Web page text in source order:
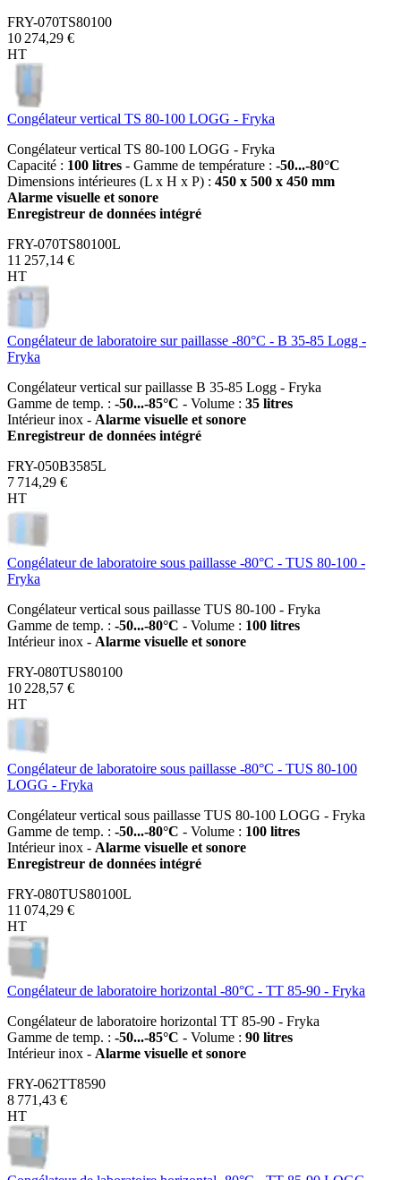
FRY-070TS80100
10 274,29 €
HT
Congélateur vertical TS 80-100 LOGG - Fryka
Congélateur vertical TS 80-100 LOGG - Fryka
Capacité : 100 litres - Gamme de température : -50...-80°C
Dimensions intérieures (L x H x P) : 450 x 500 x 450 mm
Alarme visuelle et sonore
Enregistreur de données intégré
FRY-070TS80100L
11 257,14 €
HT
Congélateur de laboratoire sur paillasse -80°C - B 35-85 Logg -
Fryka
Congélateur vertical sur paillasse B 35-85 Logg - Fryka
Gamme de temp. : -50...-85°C - Volume : 35 litres
Intérieur inox - Alarme visuelle et sonore
Enregistreur de données intégré
FRY-050B3585L
7 714,29 €
HT
Congélateur de laboratoire sous paillasse -80°C - TUS 80-100 -
Fryka
Congélateur vertical sous paillasse TUS 80-100 - Fryka
Gamme de temp. : -50...-80°C - Volume : 100 litres
Intérieur inox - Alarme visuelle et sonore
FRY-080TUS80100
10 228,57 €
HT
Congélateur de laboratoire sous paillasse -80°C - TUS 80-100
LOGG - Fryka
Congélateur vertical sous paillasse TUS 80-100 LOGG - Fryka
Gamme de temp. : -50...-80°C - Volume : 100 litres
Intérieur inox - Alarme visuelle et sonore
Enregistreur de données intégré
FRY-080TUS80100L
11 074,29 €
HT
Congélateur de laboratoire horizontal -80°C - TT 85-90 - Fryka
Congélateur de laboratoire horizontal TT 85-90 - Fryka
Gamme de temp. : -50...-85°C - Volume : 90 litres
Intérieur inox - Alarme visuelle et sonore
FRY-062TT8590
8 771,43 €
HT